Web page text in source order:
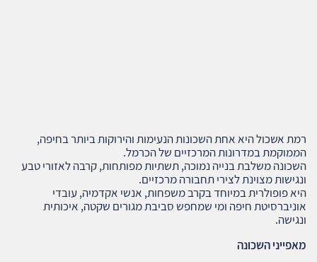
רמת אשכול היא אחת השכונות הנעימות והירוקות ביותר בחיפה,
הממוקמת במדרונות המרכזיים של הכרמל.
השכונה משלבת בנייה נמוכה, תשתיות מפותחות, קרבה לאזורי טבע
ונגישות מצוינת לצירי תחבורה מרכזיים.
היא פופולרית במיוחד בקרב משפחות, אנשי אקדמיה, עובדי
אוניברסיטת חיפה ומי שמחפש סביבת מגורים שקטה, איכותית
ונגישה.
מאפייני השכונה